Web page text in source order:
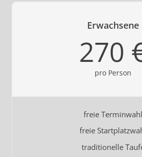
Erwachsene
270
pro Person
freie Terminwahl
freie
traditionelle